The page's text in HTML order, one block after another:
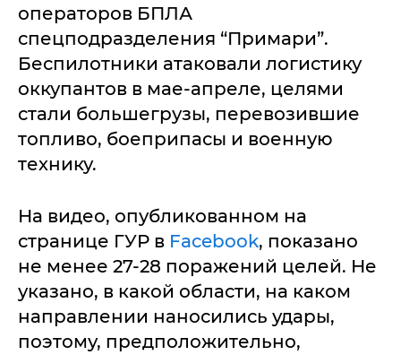
операторов БПЛА
спецподразделения “Примари”.
Беспилотники атаковали логистику
оккупантов в мае-апреле, целями
стали большегрузы, перевозившие
топливо, боеприпасы и военную
технику.
На видео, опубликованном на
странице ГУР в Facebook, показано
не менее 27-28 поражений целей. Не
указано, в какой области, на каком
направлении наносились удары,
поэтому, предположительно,